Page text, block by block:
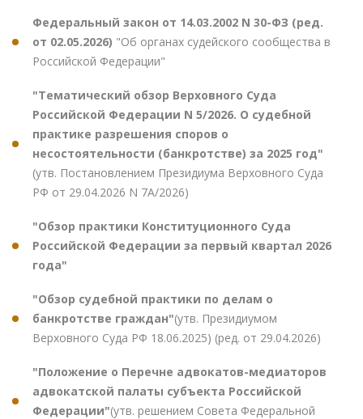
Федеральный закон от 14.03.2002 N 30-ФЗ (ред.
от 02.05.2026) "Об органах судейского сообщества в
Российской Федерации"
"Тематический обзор Верховного Суда
Российской Федерации N 5/2026. О судебной
практике разрешения споров о
несостоятельности (банкротстве) за 2025 год"
(утв. Постановлением Президиума Верховного Суда
РФ от 29.04.2026 N 7А/2026)
"Обзор практики Конституционного Суда
Российской Федерации за первый квартал 2026
года"
"Обзор судебной практики по делам о
банкротстве граждан"(утв. Президиумом
Верховного Суда РФ 18.06.2025) (ред. от 29.04.2026)
"Положение о Перечне адвокатов-медиаторов
адвокатской палаты субъекта Российской
Федерации"(утв. решением Совета Федеральной